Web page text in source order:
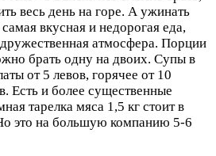
весь день на горе. А ужинать
вкусная и недорогая еда,
атмосфера. Порции
брать одну на двоих. Супы в
от 5 левов, горячее от 10
Есть и более существенные
тарелка мяса 1,5 кг стоит в
это на большую компанию 5-6